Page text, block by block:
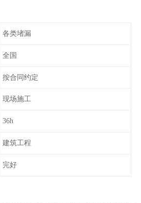
各类堵漏
全国
按合同约定
现场施工
36h
建筑工程
完好